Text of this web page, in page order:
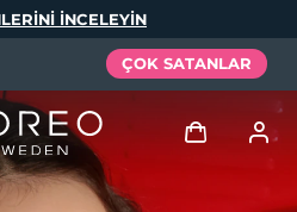
INCELEYIN
ÇOK SATANLAR